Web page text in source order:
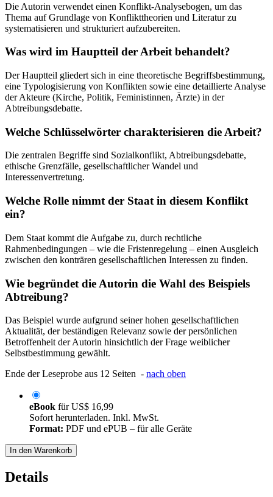
Die Autorin verwendet einen Konflikt-Analysebogen, um das
Thema auf Grundlage von Konflikttheorien und Literatur zu
systematisieren und strukturiert aufzubereiten.
Was wird im Hauptteil der Arbeit behandelt?
Der Hauptteil gliedert sich in eine theoretische Begriffsbestimmung,
eine Typologisierung von Konflikten sowie eine detaillierte Analyse
der Akteure (Kirche, Politik, Feministinnen, Ärzte) in der
Abtreibungsdebatte.
Welche Schlüsselwörter charakterisieren die Arbeit?
Die zentralen Begriffe sind Sozialkonflikt, Abtreibungsdebatte,
ethische Grenzfälle, gesellschaftlicher Wandel und
Interessenvertretung.
Welche Rolle nimmt der Staat in diesem Konflikt
ein?
Dem Staat kommt die Aufgabe zu, durch rechtliche
Rahmenbedingungen – wie die Fristenregelung – einen Ausgleich
zwischen den konträren gesellschaftlichen Interessen zu finden.
Wie begründet die Autorin die Wahl des Beispiels
Abtreibung?
Das Beispiel wurde aufgrund seiner hohen gesellschaftlichen
Aktualität, der beständigen Relevanz sowie der persönlichen
Betroffenheit der Autorin hinsichtlich der Frage weiblicher
Selbstbestimmung gewählt.
Ende der Leseprobe aus 12 Seiten - nach oben
eBook fürUS$ 16,99
Sofort herunterladen. Inkl. MwSt.
Format: PDF und ePUB – für alle Geräte
In den Warenkorb
Details